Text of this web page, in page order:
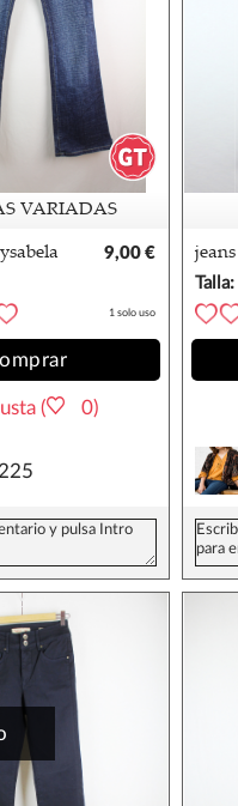
VARIADAS
9,00 €
1 solo uso
( 0)
Talla: